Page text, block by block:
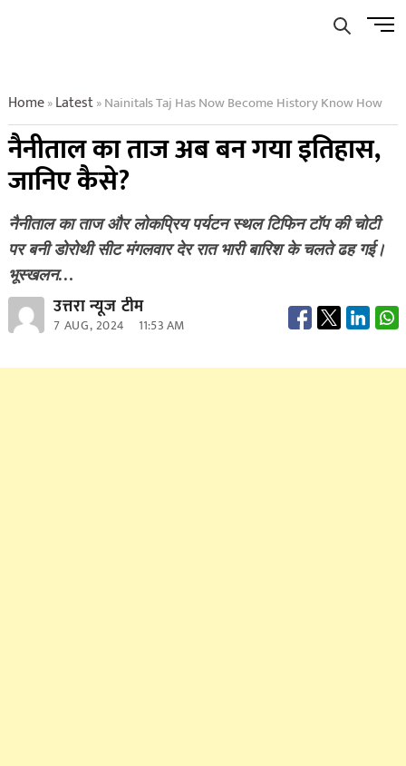
Menu
Home»Latest»Nainitals Taj Has Now Become History Know How
नैनीताल का ताज अब बन गया इतिहास,
जानिए कैसे?
नैनीताल का ताज और लोकप्रिय पर्यटन स्थल टिफिन टॉप की चोटी
पर बनी डोरोथी सीट मंगलवार देर रात भारी बारिश के चलते ढह गई।
भूस्खलन…
उत्तरा न्यूज टीम
7 AUG, 2024 11:53 AM